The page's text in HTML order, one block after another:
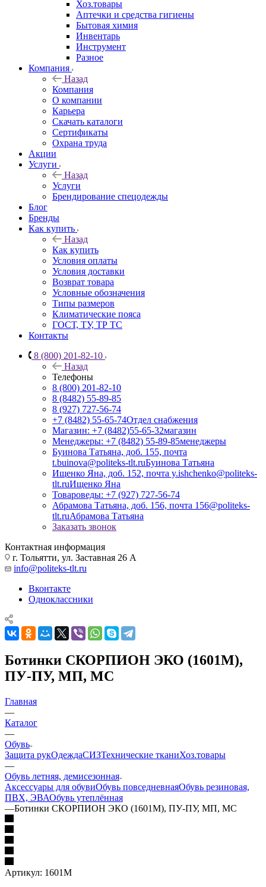
Хоз.товары
Аптечки и средства гигиены
Бытовая химия
Инвентарь
Инструмент
Разное
Компания
Назад
Компания
О компании
Карьера
Cкачать каталоги
Сертификаты
Охрана труда
Акции
Услуги
Назад
Услуги
Брендирование спецодежды
Блог
Бренды
Как купить
Назад
Как купить
Условия оплаты
Условия доставки
Возврат товара
Условные обозначения
Типы размеров
Климатические пояса
ГОСТ, ТУ, ТР ТС
Контакты
8 (800) 201-82-10
Назад
Телефоны
8 (800) 201-82-10
8 (8482) 55-89-85
8 (927) 727-56-74
+7 (8482) 55-65-74Отдел снабжения
Магазин: +7 (8482)55-65-32магазин
Менеджеры: +7 (8482) 55-89-85менеджеры
Буинова Татьяна, доб. 155, почта
t.buinova@politeks-tlt.ruБуинова Татьяна
Ищенко Яна, доб. 152, почта y.ishchenko@politeks-
tlt.ruИщенко Яна
Товароведы: +7 (927) 727-56-74
Абрамова Татьяна, доб. 156, почта 156@politeks-
tlt.ruАбрамова Татьяна
Заказать звонок
Контактная информация
г. Тольятти, ул. Заставная 26 А
info@politeks-tlt.ru
Вконтакте
Одноклассники
Ботинки СКОРПИОН ЭКО (1601М),
ПУ-ПУ, МП, МС
Главная
—
Каталог
—
Обувь
Защита рукОдеждаСИЗТехнические тканиХоз.товары
—
Обувь летняя, демисезонная
Аксессуары для обувиОбувь повседневнаяОбувь резиновая,
ПВХ, ЭВАОбувь утеплённая
—Ботинки СКОРПИОН ЭКО (1601М), ПУ-ПУ, МП, МС
Артикул: 1601М